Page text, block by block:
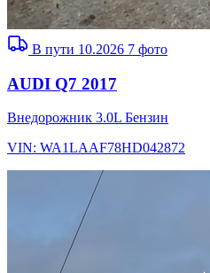
В пути 10.2026 7 фото
AUDI Q7 2017
Внедорожник 3.0L Бензин
VIN: WA1LAAF78HD042872